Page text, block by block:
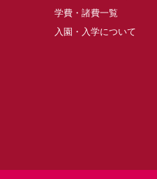
学費・諸費一覧
入園・入学について